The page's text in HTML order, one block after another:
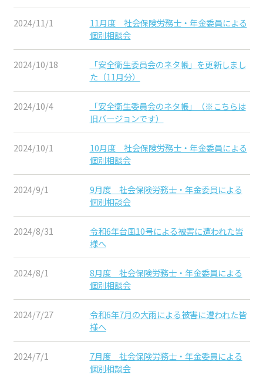
2024/11/1
11月度 社会保険労務士・年金委員による
個別相談会
2024/10/18
「安全衛生委員会のネタ帳」を更新しまし
た（11月分）
2024/10/4
「安全衛生委員会のネタ帳」（※こちらは
旧バージョンです）
2024/10/1
10月度 社会保険労務士・年金委員による
個別相談会
2024/9/1
9月度 社会保険労務士・年金委員による
個別相談会
2024/8/31
令和6年台風10号による被害に遭われた皆
様へ
2024/8/1
8月度 社会保険労務士・年金委員による
個別相談会
2024/7/27
令和6年7月の大雨による被害に遭われた皆
様へ
2024/7/1
7月度 社会保険労務士・年金委員による
個別相談会